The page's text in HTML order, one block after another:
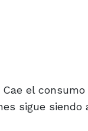
Cae el
sigue siendo